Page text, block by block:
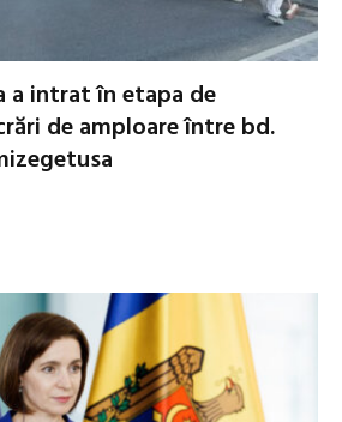
a intrat în etapa de
de amploare între bd.